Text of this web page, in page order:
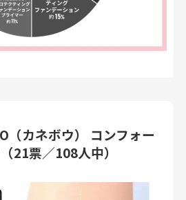
カネボウ） コンフォー
（21票／108人中）